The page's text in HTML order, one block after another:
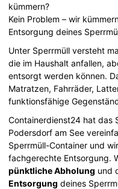
kümmern?
Kein Problem – wir
Entsorgung deines
Unter Sperrmüll versteht
die im Haushalt anfallen,
entsorgt werden können.
Matratzen, Fahrräder,
funktionsfähige
Containerdienst24 hat das
Podersdorf am See
Sperrmüll-Container und
fachgerechte Entsorgung.
pünktliche Abholung und
Entsorgung deines